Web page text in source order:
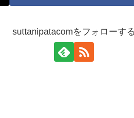
suttanipatacomをフォローする